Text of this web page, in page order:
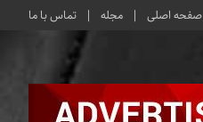
صفحه اصلی مجله تماس با ما